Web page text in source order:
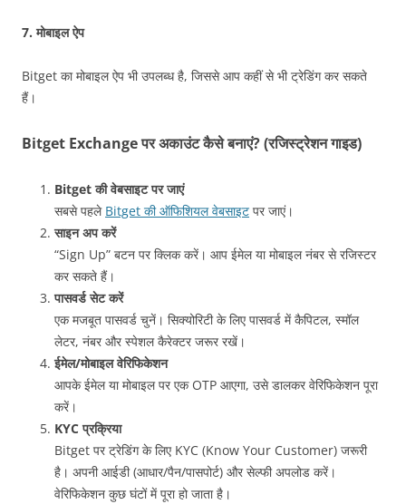
7.मोबाइल ऐप
Bitget का मोबाइल ऐप भी उपलब्ध है, जिससे आप कहीं से भी ट्रेडिंग कर सकते
हैं।
Bitget Exchange पर अकाउंट कैसे बनाएं? (रजिस्ट्रेशन गाइड)
Bitget की वेबसाइट पर जाएं
सबसे पहले Bitget की ऑफिशियल वेबसाइट पर जाएं।
साइन अप करें
“Sign Up” बटन पर क्लिक करें। आप ईमेल या मोबाइल नंबर से रजिस्टर
कर सकते हैं।
पासवर्ड सेट करें
एक मजबूत पासवर्ड चुनें। सिक्योरिटी के लिए पासवर्ड में कैपिटल, स्मॉल
लेटर, नंबर और स्पेशल कैरेक्टर जरूर रखें।
ईमेल/मोबाइल वेरिफिकेशन
आपके ईमेल या मोबाइल पर एक OTP आएगा, उसे डालकर वेरिफिकेशन पूरा
करें।
KYC प्रक्रिया
Bitget पर ट्रेडिंग के लिए KYC (Know Your Customer) जरूरी
है। अपनी आईडी (आधार/पैन/पासपोर्ट) और सेल्फी अपलोड करें।
वेरिफिकेशन कुछ घंटों में पूरा हो जाता है।